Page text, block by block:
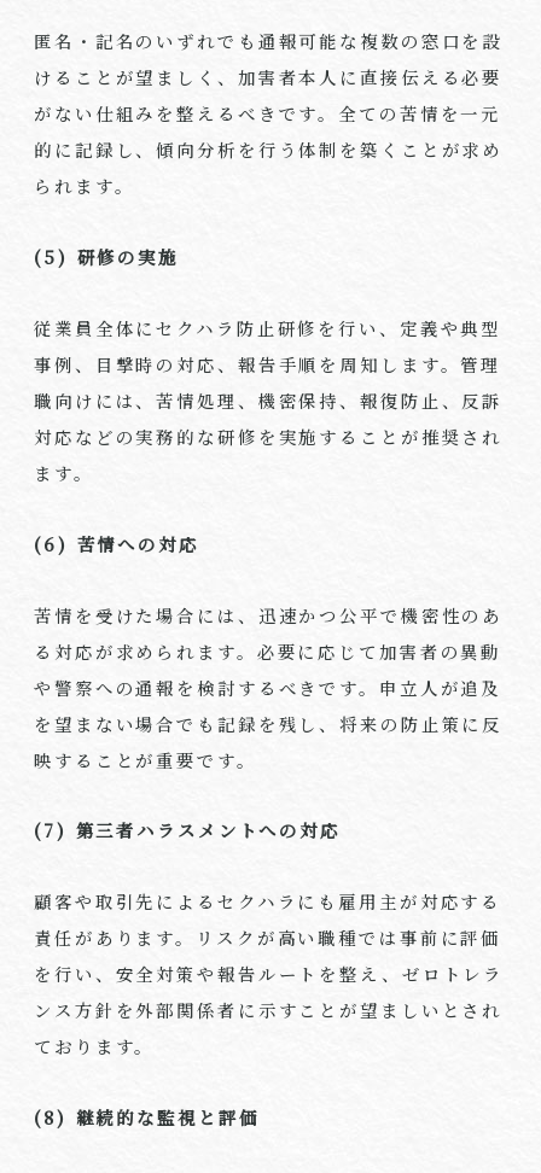
匿名・記名のいずれでも通報可能な複数の窓口を設
けることが望ましく、加害者本人に直接伝える必要
がない仕組みを整えるべきです。全ての苦情を一元
的に記録し、傾向分析を行う体制を築くことが求め
られます。
(5) 研修の実施
従業員全体にセクハラ防止研修を行い、定義や典型
事例、目撃時の対応、報告手順を周知します。管理
職向けには、苦情処理、機密保持、報復防止、反訴
対応などの実務的な研修を実施することが推奨され
ます。
(6) 苦情への対応
苦情を受けた場合には、迅速かつ公平で機密性のあ
る対応が求められます。必要に応じて加害者の異動
や警察への通報を検討するべきです。申立人が追及
を望まない場合でも記録を残し、将来の防止策に反
映することが重要です。
(7) 第三者ハラスメントへの対応
顧客や取引先によるセクハラにも雇用主が対応する
責任があります。リスクが高い職種では事前に評価
を行い、安全対策や報告ルートを整え、ゼロトレラ
ンス方針を外部関係者に示すことが望ましいとされ
ております。
(8) 継続的な監視と評価